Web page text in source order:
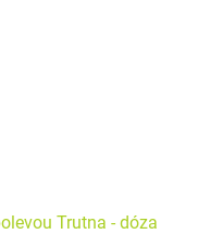
Trutna - dóza